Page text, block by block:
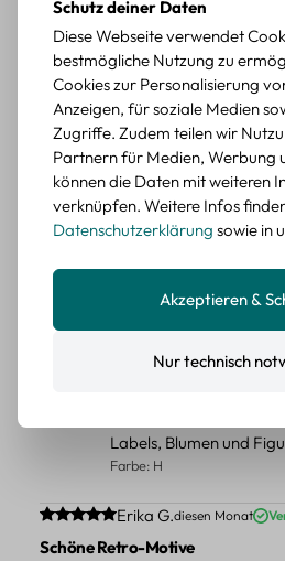
Durchschnittliche Bewertung von
Erika G.diesen Monat
Schöne Motive
Die Sticker passen gut zu meinen
wieder kaufen.
BEWERTETER ARTIKEL
Retro Blumen Sticker Set
verschiedene Motive
Farbe: F
Durchschnittliche Bewertung von
Erika G.diesen Monat
Schöne Deko-Teile für meine
Labels, Blumen und
Farbe: H
Durchschnittliche Bewertung von 5
Erika G.diesen Monat
Schöne Retro-Motive
Schutz deiner Daten
Diese Webseite verwendet
bestmögliche Nutzung zu
Cookies zur Personalisierung
Anzeigen, für soziale Medien
Zugriffe. Zudem teilen wir
Partnern für Medien, Werbung
können die Daten mit weiteren
verknüpfen. Weitere Infos
Datenschutzerklärung sowie in
Nur technisch
Akzeptieren &